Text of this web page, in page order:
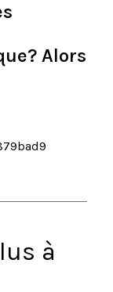
Alors
à